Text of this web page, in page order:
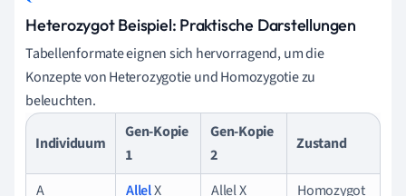
Heterozygot Beispiel: Praktische Darstellungen
Tabellenformate eignen sich hervorragend, um die
Konzepte von Heterozygotie und Homozygotie zu
beleuchten.
Individuum
Gen-Kopie
1
Gen-Kopie
2
Zustand
A AllelX Allel X Homozygot